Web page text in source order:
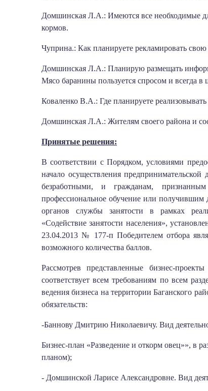
Домшинская Л.А.: Имеются все необходимые
кормов.
Чуприна.: Как планируете рекламировать
Домшинская Л.А.: Планирую размещать
Мясо баранины пользуется спросом и всегда в
Коваленко В.А.: Где планируете
Домшинская Л.А.: Жителям своего района и
Принятые решения:
В соответствии с Порядком, условиями
начало осуществления
безработными, и гражданам,
профессиональное обучение или получившим
органов службы занятости в рамках
«Содействие занятости населения»,
23.04.2013 № 177-п Победителем отбора
возможного количества баллов.
Рассмотрев представленные бизнес-
соответствует всем требованиям по всем
ведения бизнеса на территории Баганского
обязательств:
-Баннову Дмитрию Николаевичу. Вид
Бизнес-план «Разведение и откорм овец»», в
планом);
- Домшинской Ларисе Александровне. Вид